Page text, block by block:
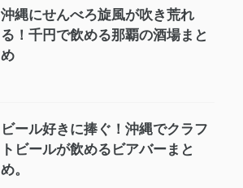
沖縄にせんべろ旋風が吹き荒れ
る！千円で飲める那覇の酒場まと
め
ビール好きに捧ぐ！沖縄でクラフ
トビールが飲めるビアバーまと
め。